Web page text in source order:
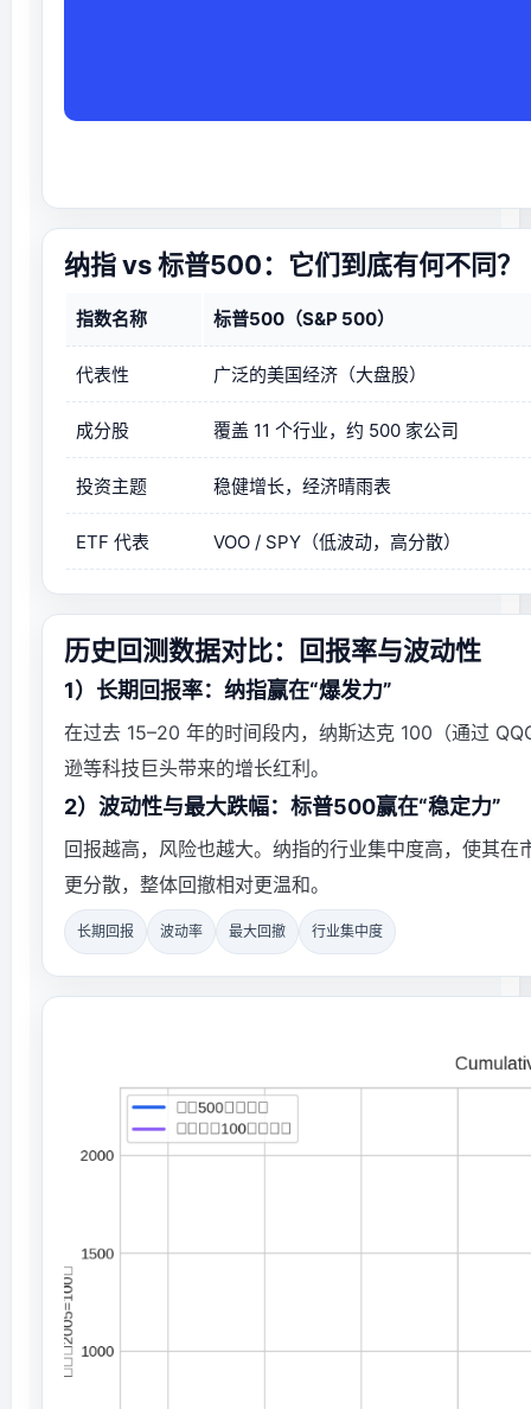
纳指 vs 标普500：它们到底有何不同？
指数名称 标普500（S&P 500）
代表性 广泛的美国经济（大盘股）
成分股 覆盖 11 个行业，约 500 家公司
投资主题 稳健增长，经济晴雨表
ETF 代表 VOO / SPY（低波动，高分散）
历史回测数据对比：回报率与波动性
1）长期回报率：纳指赢在“爆发力”
在过去 15–20 年的时间段内，纳斯达克 100（通过
逊等科技巨头带来的增长红利。
2）波动性与最大跌幅：标普500赢在“稳定力”
回报越高，风险也越大。纳指的行业集中度高，使其
更分散，整体回撤相对更温和。
长期回报 波动率 最大回撤 行业集中度